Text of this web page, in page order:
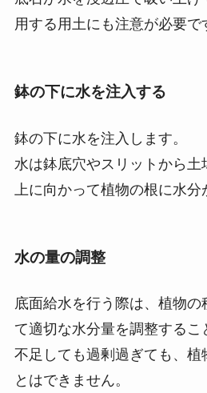
用する用土にも注意が必要で
鉢の下に水を注入する
鉢の下に水を注入します。
水は鉢底穴やスリットから土
上に向かって植物の根に水分
水の量の調整
底面給水を行う際は、植物
て適切な水分量を調整するこ
不足しても過剰過ぎても、植
とはできません。